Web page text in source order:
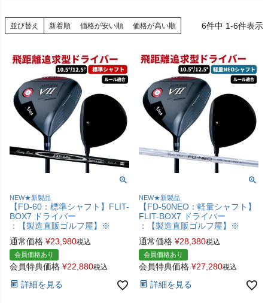
並び替え 新着順 価格が安い順 価格が高い順 6件中 1-6件表示
NEW★新製品
【FD-60：標準シャフト】FLIT-
BOX7 ドライバー
：【製造直販ゴルフ屋】※
通常価格 ¥23,980税込
会員価格あり
会員特典価格 ¥22,880税込
詳細を見る
NEW★新製品
【FD-50NEO：軽量シャフト】
FLIT-BOX7 ドライバー
：【製造直販ゴルフ屋】※
通常価格 ¥28,380税込
会員価格あり
会員特典価格 ¥27,280税込
詳細を見る